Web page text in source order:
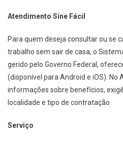
Atendimento Sine Fácil
Para quem deseja consultar ou se
trabalho sem sair de casa, o
gerido pelo Governo Federal,
(disponível para Android e iOS). No
informações sobre benefícios,
localidade e tipo de contratação.
Serviço